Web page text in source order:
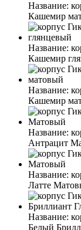
Название:
Кашемир
Название:
Кашемир
Название:
Кашемир
Название:
Антрацит
Название:
Латте
Название:
Белый